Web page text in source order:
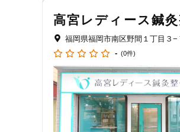
受付時間の特徴
通院手段の特徴
駐車
高宮レディース鍼
福岡県福岡市南区野間１丁目３−
- (0件)